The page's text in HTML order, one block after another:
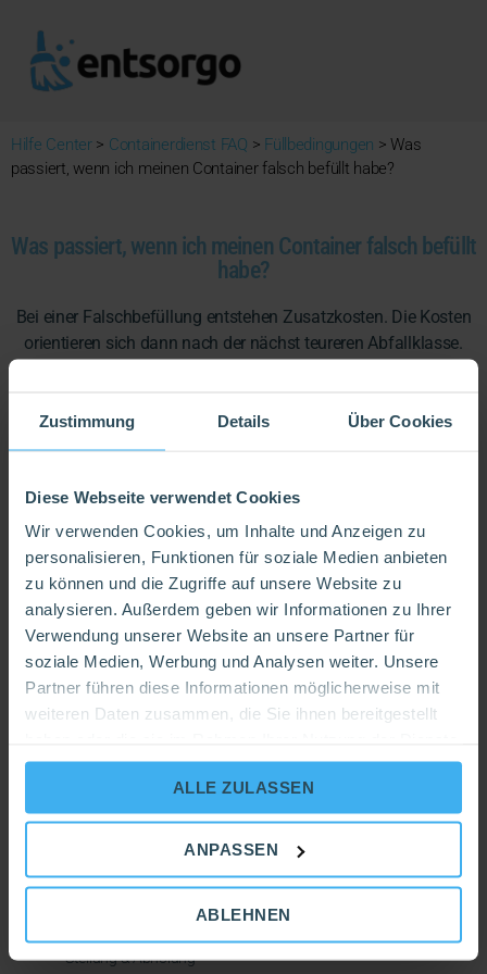
Zustimmung Details Über Cookies
Diese Webseite verwendet Cookies
Wir verwenden Cookies, um Inhalte und Anzeigen zu
personalisieren, Funktionen für soziale Medien anbieten
zu können und die Zugriffe auf unsere Website zu
analysieren. Außerdem geben wir Informationen zu Ihrer
Verwendung unserer Website an unsere Partner für
soziale Medien, Werbung und Analysen weiter. Unsere
Partner führen diese Informationen möglicherweise mit
weiteren Daten zusammen, die Sie ihnen bereitgestellt
gesammelt haben.
ALLE ZULASSEN
ANPASSEN
ABLEHNEN
Hilfe Center> Containerdienst FAQ > Füllbedingungen >Was
passiert, wenn ich meinen Container falsch befüllt habe?
Containerdienst
Allgemeine Informationen
Bestellung & Miete
Stellung & Abholung
Was passiert, wenn ich meinen Container falsch befüllt
habe?
Bei einer Falschbefüllung entstehen Zusatzkosten. Die Kosten
orientieren sich dann nach der nächst teureren Abfallklasse.
Die Zusatzkosten können in solchen Fällen wesentlich höher
sein, als die Kosten für den gebuchten Container. Deshalb
den Container füllst. Oft macht es auch Sinn verschiedene
Abfallcontainer zu bestellen, statt einen Baumischabfall
Container, um Kosten zu sparen.
In unsererFüll- und Mietbedingungen PDFfindest Du
nochmals eine genaue Übersicht, welche Abfälle in welchen
Container dürfen.